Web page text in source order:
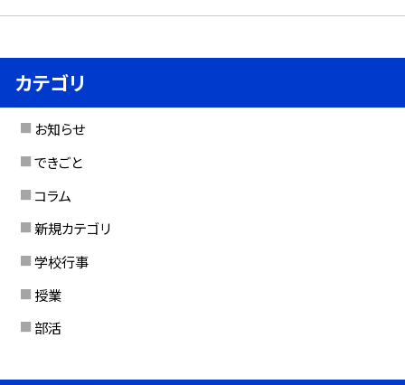
カテゴリ
お知らせ
できごと
コラム
新規カテゴリ
学校行事
授業
部活